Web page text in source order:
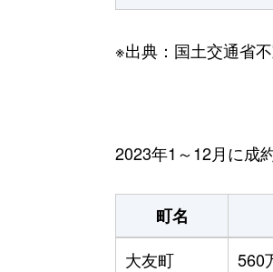
※出典：国土交通省
2023年1～12月に成
町名
大友町
560